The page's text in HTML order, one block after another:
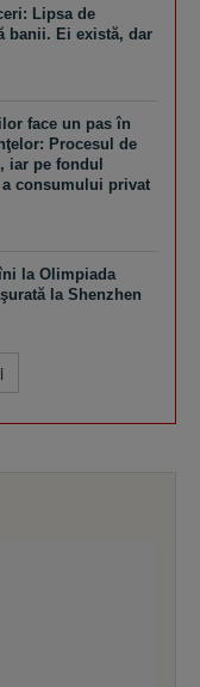
Lipsa de
banii. Ei există, dar
face un pas în
Procesul de
iar pe fondul
consumului privat
la Olimpiada
la Shenzhen